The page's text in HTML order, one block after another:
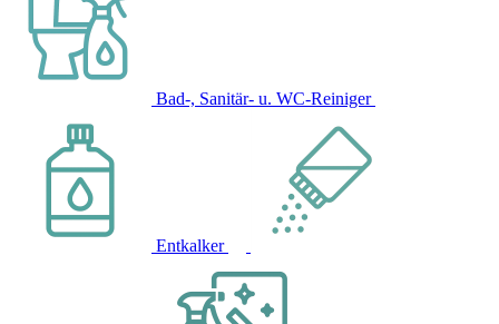
Bad-, Sanitär- u. WC-Reiniger
Entkalker